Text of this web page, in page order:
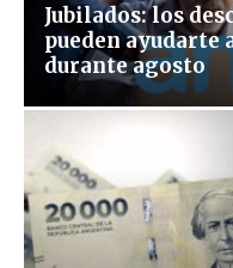
Jubilados: los
pueden ayudarte
durante agosto